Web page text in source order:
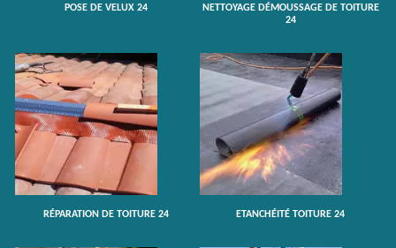
POSE DE VELUX 24
NETTOYAGE DÉMOUSSAGE DE TOITURE
24
RÉPARATION DE TOITURE 24 ETANCHÉITÉ TOITURE 24